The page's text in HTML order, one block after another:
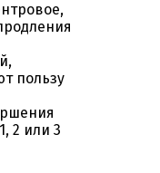
пользу
2 или 3